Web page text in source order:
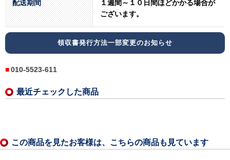
配送期間
１週間～１０日間ほどかかる場合が
ございます。
領収書発行方法一部変更のお知らせ
010-5523-611
最近チェックした商品
この商品を見たお客様は、こちらの商品も見ています